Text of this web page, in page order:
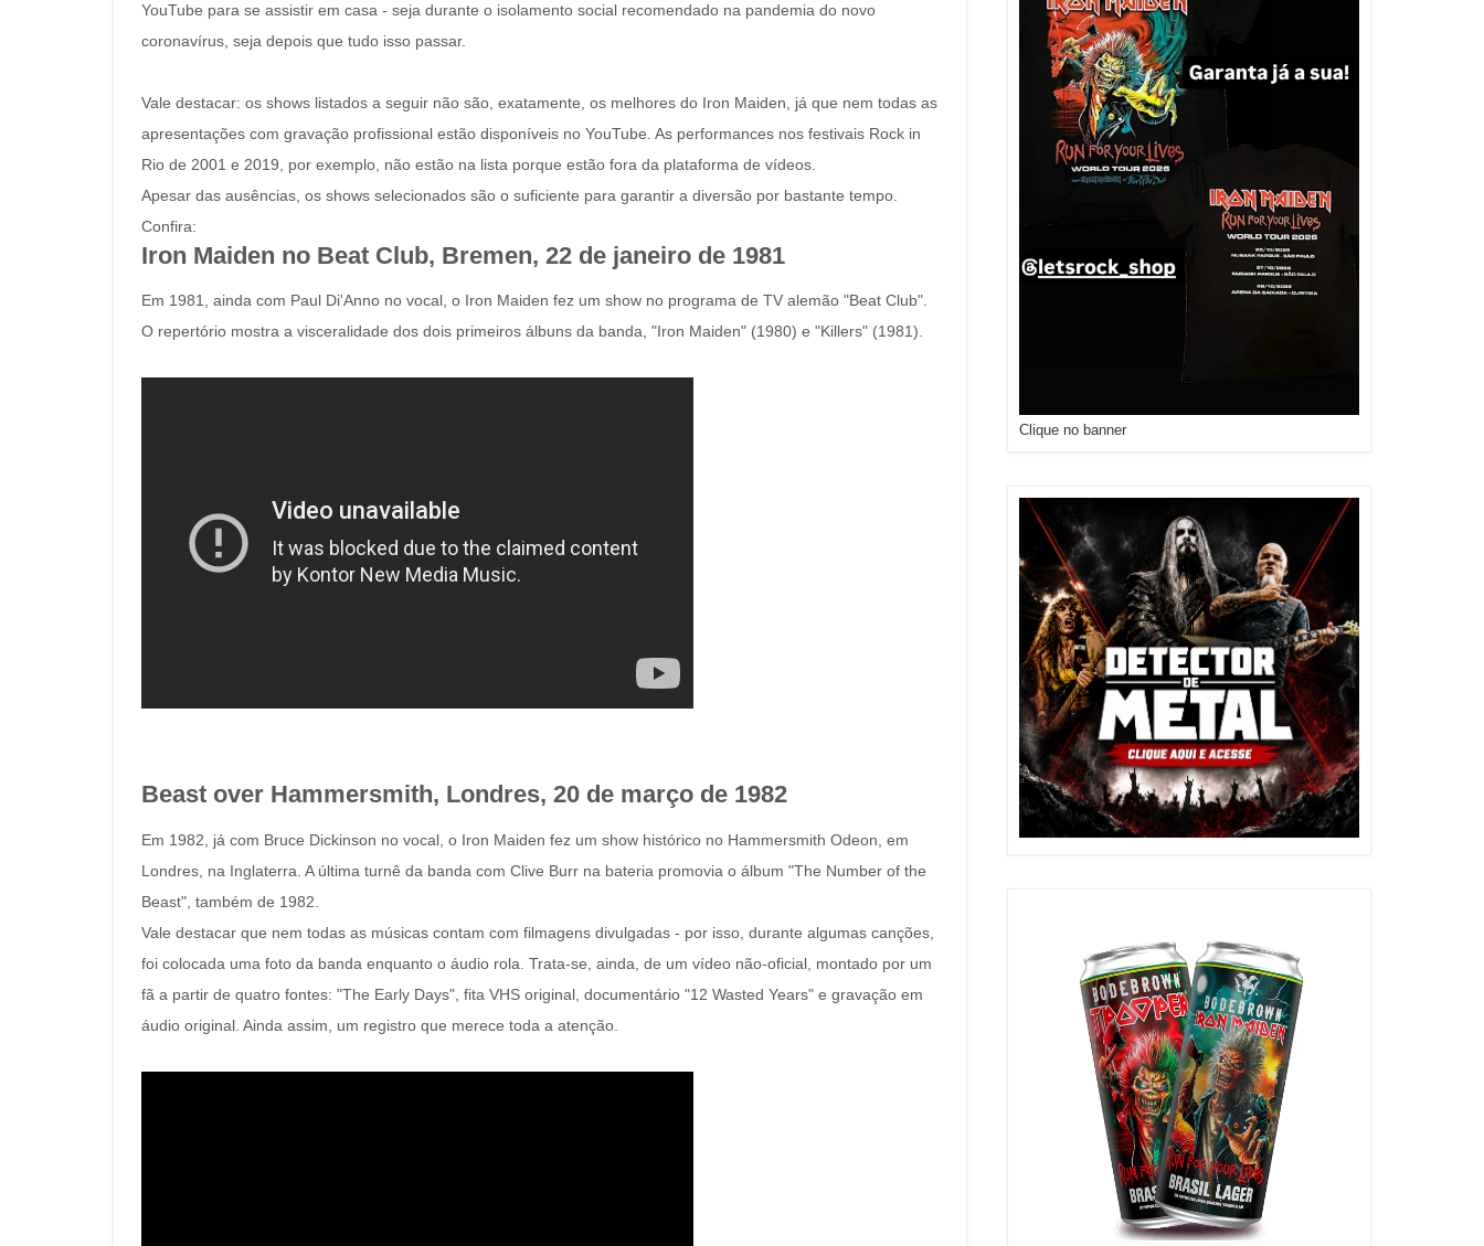
YouTube para se assistir em casa - seja durante o isolamento social recomendado na pandemia do novo
coronavírus, seja depois que tudo isso passar.
Vale destacar: os shows listados a seguir não são, exatamente, os melhores do Iron Maiden, já que nem todas as
apresentações com gravação profissional estão disponíveis no YouTube. As performances nos festivais Rock in
Rio de 2001 e 2019, por exemplo, não estão na lista porque estão fora da plataforma de vídeos.
Apesar das ausências, os shows selecionados são o suficiente para garantir a diversão por bastante tempo.
Confira:
Iron Maiden no Beat Club, Bremen, 22 de janeiro de 1981
Em 1981, ainda com Paul Di'Anno no vocal, o Iron Maiden fez um show no programa de TV alemão "Beat Club".
O repertório mostra a visceralidade dos dois primeiros álbuns da banda, "Iron Maiden" (1980) e "Killers" (1981).
Beast over Hammersmith, Londres, 20 de março de 1982
Em 1982, já com Bruce Dickinson no vocal, o Iron Maiden fez um show histórico no Hammersmith Odeon, em
Londres, na Inglaterra. A última turnê da banda com Clive Burr na bateria promovia o álbum "The Number of the
Beast", também de 1982.
Vale destacar que nem todas as músicas contam com filmagens divulgadas - por isso, durante algumas canções,
foi colocada uma foto da banda enquanto o áudio rola. Trata-se, ainda, de um vídeo não-oficial, montado por um
fã a partir de quatro fontes: "The Early Days", fita VHS original, documentário "12 Wasted Years" e gravação em
áudio original. Ainda assim, um registro que merece toda a atenção.
Clique no banner